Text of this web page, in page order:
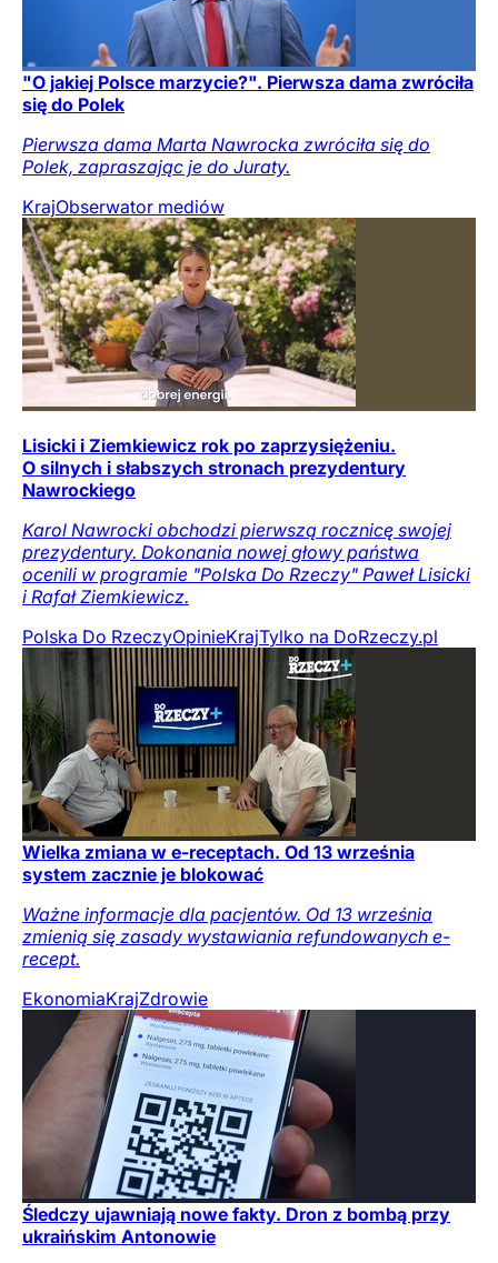
"O jakiej Polsce marzycie?". Pierwsza dama zwróciła
się do Polek
Pierwsza dama Marta Nawrocka zwróciła się do
Polek, zapraszając je do Juraty.
KrajObserwator mediów
Lisicki i Ziemkiewicz rok po zaprzysiężeniu.
O silnych i słabszych stronach prezydentury
Nawrockiego
Karol Nawrocki obchodzi pierwszą rocznicę swojej
prezydentury. Dokonania nowej głowy państwa
ocenili w programie "Polska Do Rzeczy" Paweł Lisicki
i Rafał Ziemkiewicz.
Polska Do RzeczyOpinieKrajTylko na DoRzeczy.pl
Wielka zmiana w e-receptach. Od 13 września
system zacznie je blokować
Ważne informacje dla pacjentów. Od 13 września
zmienią się zasady wystawiania refundowanych e-
recept.
EkonomiaKrajZdrowie
Śledczy ujawniają nowe fakty. Dron z bombą przy
ukraińskim Antonowie